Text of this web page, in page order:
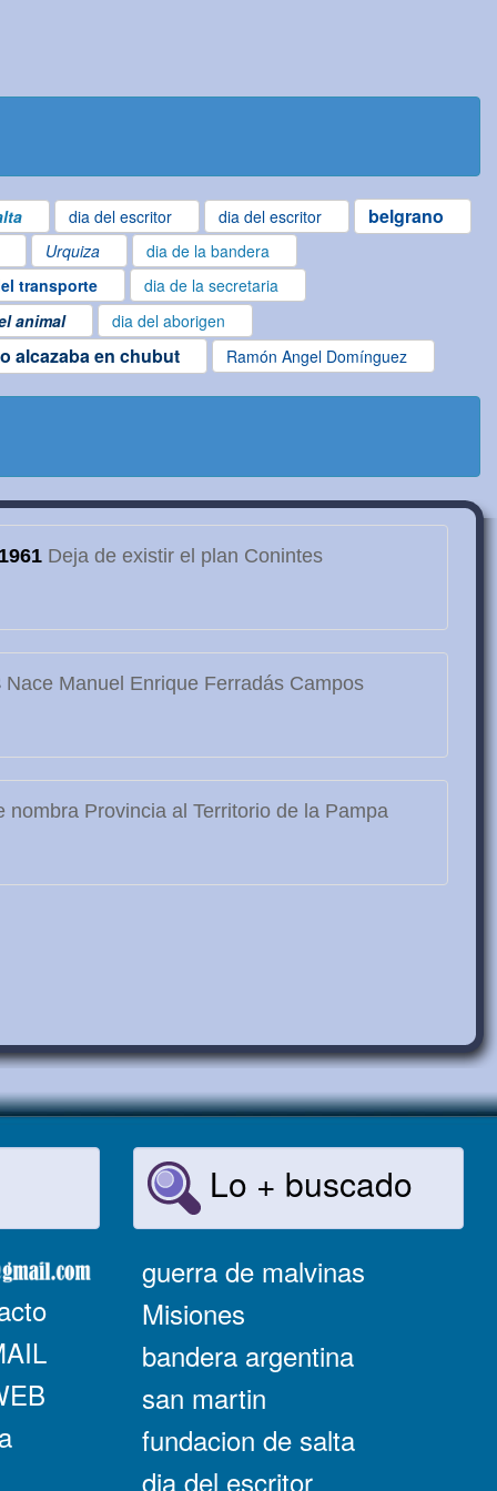
dia del escritor dia del escritor belgrano
Urquiza dia de la bandera
transporte dia de la secretaria
animal dia del aborigen
alcazaba en chubut Ramón Angel Domínguez
1961Deja de existir el plan Conintes
Nace Manuel Enrique Ferradás Campos
nombra Provincia al Territorio de la Pampa
Lo + buscado
guerra de malvinas
Misiones
bandera argentina
san martin
fundacion de salta
dia del escritor